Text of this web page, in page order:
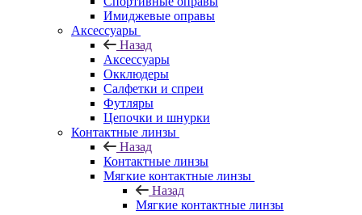
Имиджевые оправы
Аксессуары
Назад
Аксессуары
Окклюдеры
Салфетки и спреи
Футляры
Цепочки и шнурки
Контактные линзы
Назад
Контактные линзы
Мягкие контактные линзы
Назад
Мягкие контактные линзы